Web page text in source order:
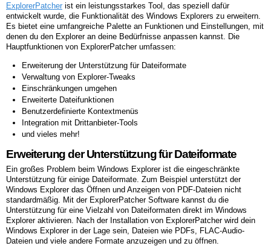
ExplorerPatcher ist ein leistungsstarkes Tool, das speziell dafür
entwickelt wurde, die Funktionalität des Windows Explorers zu erweitern.
Es bietet eine umfangreiche Palette an Funktionen und Einstellungen, mit
denen du den Explorer an deine Bedürfnisse anpassen kannst. Die
Hauptfunktionen von ExplorerPatcher umfassen:
Erweiterung der Unterstützung für Dateiformate
Verwaltung von Explorer-Tweaks
Einschränkungen umgehen
Erweiterte Dateifunktionen
Benutzerdefinierte Kontextmenüs
Integration mit Drittanbieter-Tools
und vieles mehr!
Erweiterung der Unterstützung für Dateiformate
Ein großes Problem beim Windows Explorer ist die eingeschränkte
Unterstützung für einige Dateiformate. Zum Beispiel unterstützt der
Windows Explorer das Öffnen und Anzeigen von PDF-Dateien nicht
standardmäßig. Mit der ExplorerPatcher Software kannst du die
Unterstützung für eine Vielzahl von Dateiformaten direkt im Windows
Explorer aktivieren. Nach der Installation von ExplorerPatcher wird dein
Windows Explorer in der Lage sein, Dateien wie PDFs, FLAC-Audio-
Dateien und viele andere Formate anzuzeigen und zu öffnen.